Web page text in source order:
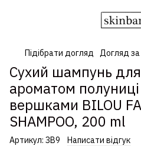
Підібрати догляд Догляд
Сухий шампунь
ароматом
вершками BILOU
SHAMPOO, 200 ml
Артикул: ЗВ9 Написати відгук